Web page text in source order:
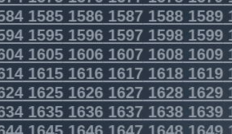
15851586158715881589
15951596159715981599
16051606160716081609
16151616161716181619
16251626162716281629
16351636163716381639